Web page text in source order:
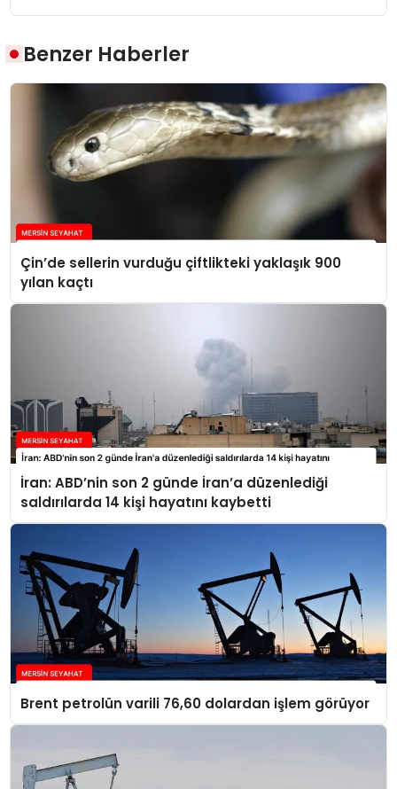
Benzer Haberler
Çin’de sellerin vurduğu çiftlikteki yaklaşık 900
yılan kaçtı
İran: ABD’nin son 2 günde İran’a düzenlediği
saldırılarda 14 kişi hayatını kaybetti
Brent petrolün varili 76,60 dolardan işlem görüyor